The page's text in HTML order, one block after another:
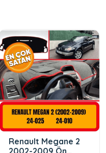
Renault Megane 2